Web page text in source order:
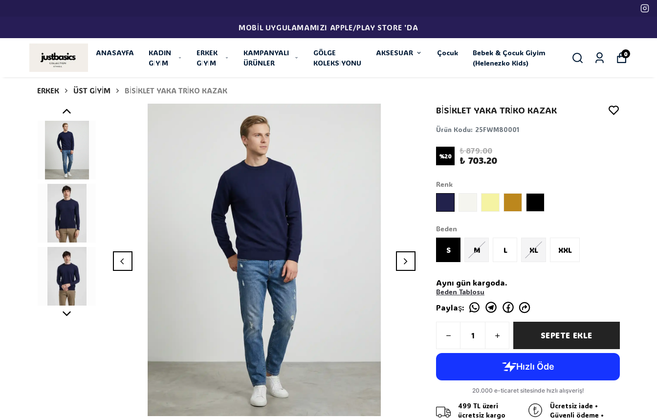
MOBİL UYGULAMAMIZI APPLE/PLAY STORE 'DA
ANASAYFA
KADIN
GİYİM
ERKEK
GİYİM
KAMPANYALI
ÜRÜNLER
GÖLGE
KOLEKSİYONU
AKSESUAR Çocuk
Bebek & Çocuk Giyim
(Helenezko Kids)
0
ERKEK ÜST GİYİM BİSİKLET YAKA TRİKO KAZAK
BİSİKLET YAKA TRİKO KAZAK
Ürün Kodu: 25FWM80001
%20
₺ 879.00
₺ 703.20
Renk
Beden
S M L XL XXL
Aynı gün kargoda.
Beden Tablosu
Paylaş:
SEPETE EKLE
499 TL üzeri
ücretsiz kargo
Ücretsiz iade •
Güvenli ödeme •